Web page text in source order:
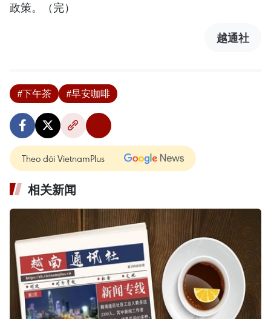
政策。（完）
越通社
#下午茶 #早安咖啡
Theo dõi VietnamPlus
相关新闻